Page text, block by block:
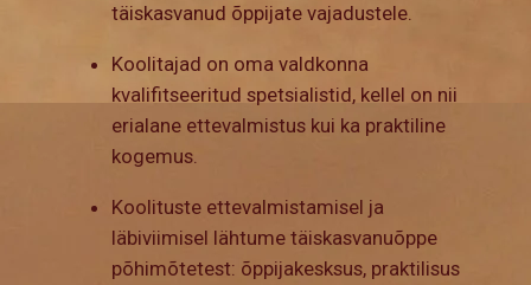
täiskasvanud õppijate vajadustele.
Koolitajad on oma valdkonna
kvalifitseeritud spetsialistid, kellel on nii
erialane ettevalmistus kui ka praktiline
kogemus.
Koolituste ettevalmistamisel ja
läbiviimisel lähtume täiskasvanuõppe
põhimõtetest: õppijakesksus, praktilisus